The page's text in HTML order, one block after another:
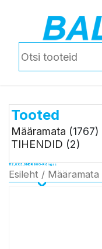
Tooted
Määramata (1767)
TIHENDID (2)
112,0 X 3,0 NBR90 O-Rõngas
Esileht / Määramata